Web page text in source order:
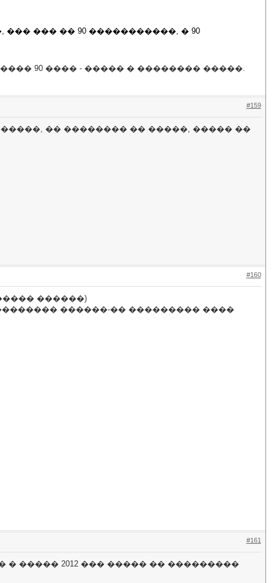
��� �� 90 �����������, � 90
90 ���� - ����� � �������� �����.
#159
�� �������� �� �����, ����� ��
#160
������)
������-�� ��������� ����
#161
����� 2012 ��� ����� �� ���������